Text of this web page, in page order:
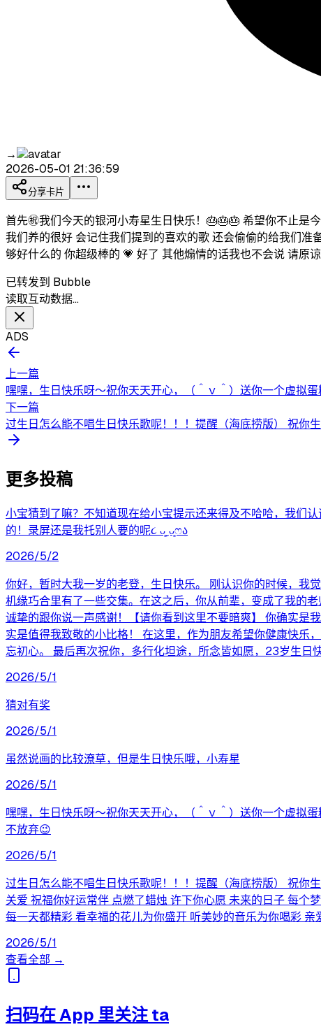
→
2026-05-01 21:36:59
分享卡片
首先㊗️我们今天的银河小寿星生日快乐！🎂🎂🎂 希望你不止是
我们养的很好 会记住我们提到的喜欢的歌 还会偷偷的给我们
够好什么的 你超级棒的 💗 好了 其他煽情的话我也不会说 请原
已转发到 Bubble
读取互动数据…
ADS
上一篇
嘿嘿，生日快乐呀～祝你天天开心，（＾ｖ＾）送你一个虚拟
下一篇
过生日怎么能不唱生日快乐歌呢！！！提醒（海底捞版） 祝你
更多投稿
小宝猜到了嘛？不知道现在给小宝提示还来得及不哈哈，我们
的！录屏还是我托别人要的呢૮ ᴗ͈ˬᴗ͈ෆა
2026/5/2
你好，暂时大我一岁的老登，生日快乐。 刚认识你的时候，我
机缘巧合里有了一些交集。在这之后，你从前辈，变成了我的
诚挚的跟你说一声感谢！【请你看到这里不要暗爽】 你确实是
实是值得我致敬的小比格！ 在这里，作为朋友希望你健康快乐
忘初心。 最后再次祝你，多行化坦途，所念皆如愿，23岁生日快
2026/5/1
猜对有奖
2026/5/1
虽然说画的比较潦草，但是生日快乐哦，小寿星
2026/5/1
嘿嘿，生日快乐呀～祝你天天开心，（＾ｖ＾）送你一个虚拟
不放弃😉
2026/5/1
过生日怎么能不唱生日快乐歌呢！！！提醒（海底捞版） 祝你
关爱 祝福你好运常伴 点燃了蜡烛 许下你心愿 未来的日子 每
每一天都精彩 看幸福的花儿为你盛开 听美妙的音乐为你喝彩
2026/5/1
查看全部 →
扫码在 App 里关注 ta